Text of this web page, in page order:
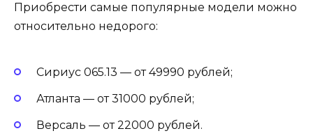
Приобрести самые популярные модели можно
относительно недорого:
Сириус 065.13 — от 49990 рублей;
Атланта — от 31000 рублей;
Версаль — от 22000 рублей.